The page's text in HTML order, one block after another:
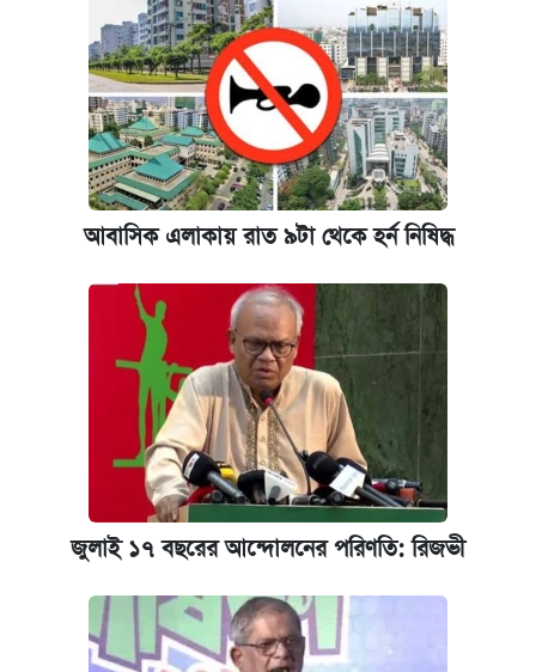
আবাসিক এলাকায় রাত ৯টা থেকে হর্ন নিষিদ্ধ
জুলাই ১৭ বছরের আন্দোলনের পরিণতি: রিজভী